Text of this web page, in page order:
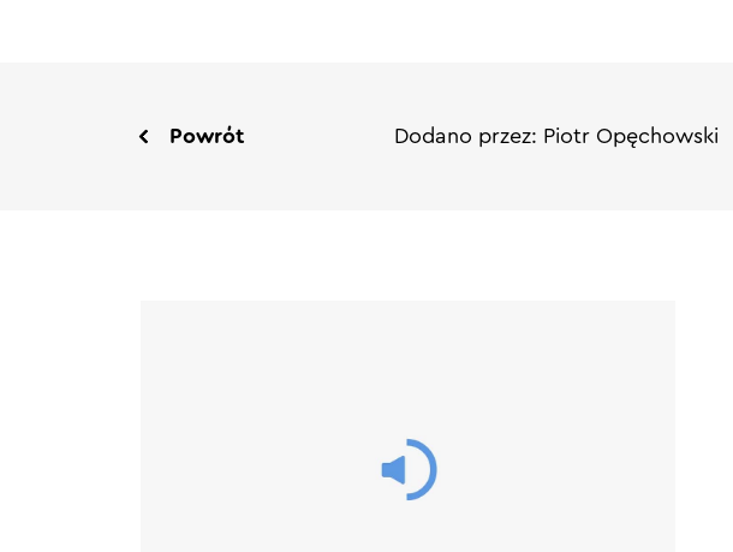
Powrót Dodano przez: Piotr Opęchowski